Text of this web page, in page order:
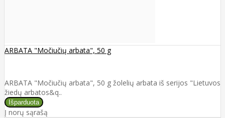
ARBATA "Močiučių arbata", 50 g
ARBATA "Močiučių arbata", 50 g žolelių arbata iš serijos "Lietuvos
žiedų arbatos&q..
Į norų sąrašą